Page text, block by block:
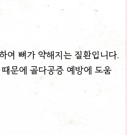
여 뼈가 약해지는 질환입니다.
문에 골다공증 예방에 도움